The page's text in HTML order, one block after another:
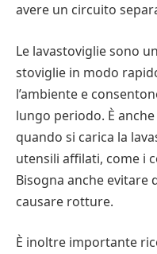
avere un circuito
Le lavastoviglie sono
stoviglie in modo
l’ambiente e
lungo periodo. È
quando si carica la
utensili affilati, come i
Bisogna anche evitare
causare rotture.
È inoltre importante